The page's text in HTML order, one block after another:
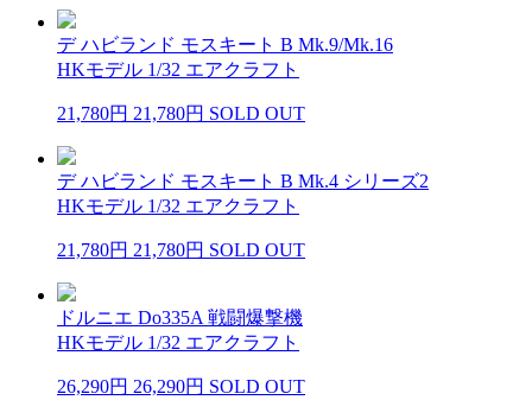
デ ハビランド モスキート B Mk.9/Mk.16
HKモデル 1/32 エアクラフト
21,780円 21,780円 SOLD OUT
デ ハビランド モスキート B Mk.4 シリーズ2
HKモデル 1/32 エアクラフト
21,780円 21,780円 SOLD OUT
ドルニエ Do335A 戦闘爆撃機
HKモデル 1/32 エアクラフト
26,290円 26,290円 SOLD OUT